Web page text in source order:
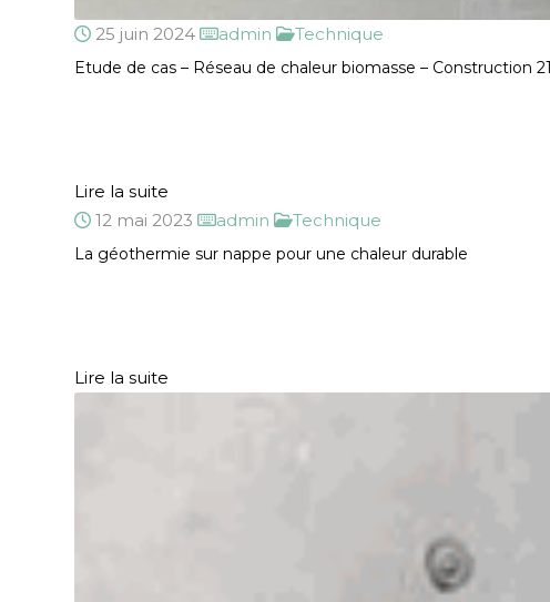
25 juin 2024 admin Technique
Etude de cas – Réseau de chaleur biomasse – Construction 21
Lire la suite
12 mai 2023
admin Technique
La géothermie sur nappe pour une chaleur durable
Lire la suite